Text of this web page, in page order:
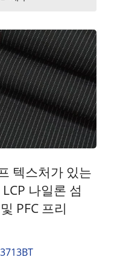
텍스처가 있는
나일론 섬
PFC 프리